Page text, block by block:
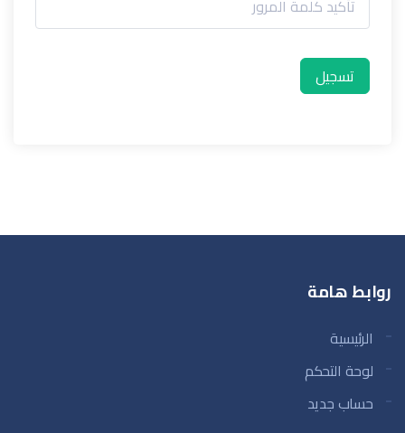
تسجيل
روابط هامة
الرئيسية
لوحة التحكم
حساب جديد